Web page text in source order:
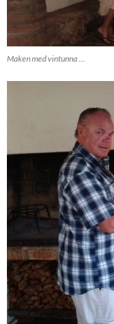
Maken med vintunna …